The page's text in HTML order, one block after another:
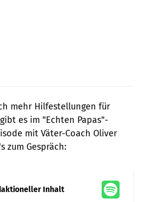
mehr Hilfestellungen für
es im "Echten Papas"-
mit Väter-Coach Oliver
zum Gespräch:
Inhalt